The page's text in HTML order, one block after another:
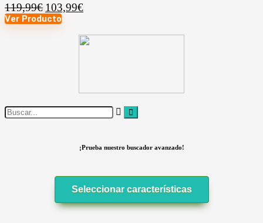
119,99€ 103,99€
Ver Producto
¡Prueba nuestro buscador avanzado!
Seleccionar características